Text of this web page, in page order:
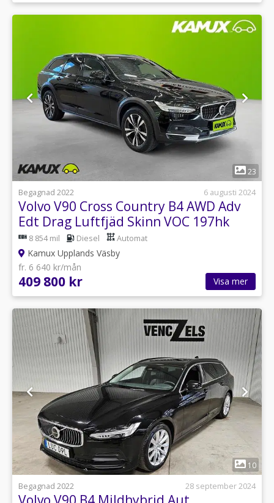
23
Begagnad 2022
6 augusti 2024
Volvo V90 Cross Country B4 AWD Adv
Edt Drag Luftfjäd Skinn VOC 197hk
8 854 mil Diesel Automat
Kamux Upplands Väsby
fr. 6 640 kr/mån
409 800 kr Visa mer
1
10
Begagnad 2022
28 september 2024